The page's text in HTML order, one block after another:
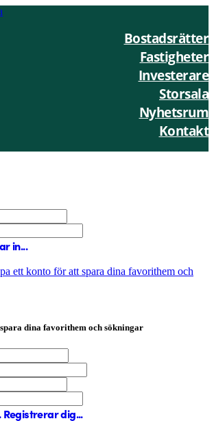
Bostadsrätter
Fastigheter
Investerare
Storsala
Nyhetsrum
Kontakt
in...
ett konto för att spara dina favorithem och
dina favorithem och sökningar
Registrerar dig...